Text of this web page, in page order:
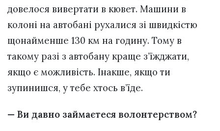
довелося вивертати в кювет. Машини в
колоні на автобані рухалися зі швидкістю
щонайменше 130 км на годину. Тому в
такому разі з автобану краще з’їжджати,
якщо є можливість. Інакше, якщо ти
зупинишся, у тебе хтось в’їде.
— Ви давно займаєтеся волонтерством?